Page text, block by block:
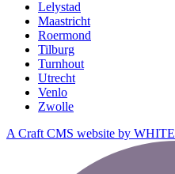
Lelystad
Maastricht
Roermond
Tilburg
Turnhout
Utrecht
Venlo
Zwolle
A Craft CMS website by WHITE